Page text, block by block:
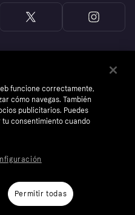
Klarna.com
funcione correctamente,
cómo navegas. También
publicitarios. Puedes
consentimiento cuando
Permitir todas